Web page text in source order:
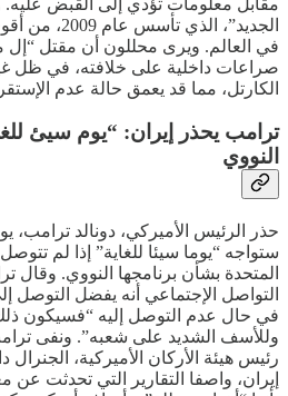
مقابل معلومات تؤدي إلى القبض عليه.
الجديد”،
في العالم. ويرى محللون أن مقتل “إل
صراعات داخلية على خلافته، في ظل
الكارتل، مما قد يعمق حالة عدم
ترامب يحذر إيران: “يوم سيئ
النووي
حذر الرئيس الأميركي، دونالد ترامب،
ستواجه “يوما سيئا للغاية” إذا لم
المتحدة بشأن برنامجها النووي.
التواصل الإجتماعي أنه يفضل التوصل
في حال عدم التوصل إليه “فسيكون ذلك
وللأسف الشديد على شعبه”. ونفى
رئيس هيئة الأركان الأميركية، الجنرال
إيران، واصفا التقارير التي تحدثت